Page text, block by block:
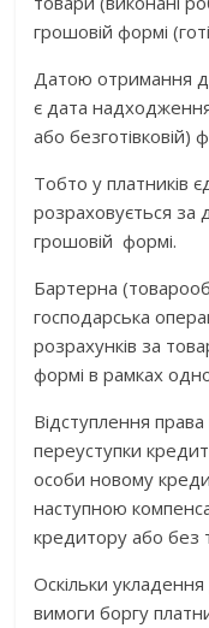
грошовій формі
Датою отримання
є дата надходження
або безготівковій)
Тобто у платників
розраховується
грошовій формі.
Бартерна
господарська
розрахунків за
формі в рамках
Відступлення
переуступки
особи новому
наступною
кредитору або без
Оскільки
вимоги боргу